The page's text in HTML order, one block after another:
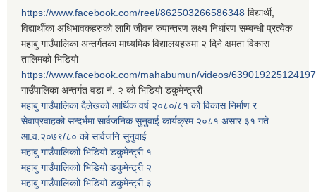
https://www.facebook.com/reel/862503266586348 विद्यार्थी,
विद्यार्थीका अधिभावकहरुको लागि जीवन रुपान्तरण लक्ष्य निर्धारण सम्बन्धी प्रत्येक
महाबु गाउँपालिका अन्तर्गतका माध्यमिक विद्यालयहरुमा २ दिने क्षमता विकास
तालिमको भिडियो
https://www.facebook.com/mahabumun/videos/639019225124197
गाउँपालिका अन्तर्गत वडा नं. २ को भिडियो डकुमेन्ट्ररी
महाबु गाउँपालिका दैलेखको आर्थिक वर्ष २०८०/८१ को विकास निर्माण र
सेवाप्रवाहको सन्दर्भमा सार्वजनिक सुनुवाई कार्यक्रम २०८१ असार ३१ गते
आ.व.२०७९/८० को सार्वजनि सुनुवाई
महाबु गाउँपालिकाो भिडियो डकुमेन्ट्री १
महाबु गाउँपालिकाो भिडियो डकुमेन्ट्री २
महाबु गाउँपालिकाो भिडियो डकुमेन्ट्री ३